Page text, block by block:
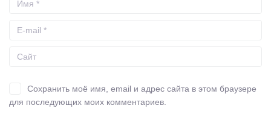
Сохранить моё имя, email и адрес сайта в этом браузере
для последующих моих комментариев.